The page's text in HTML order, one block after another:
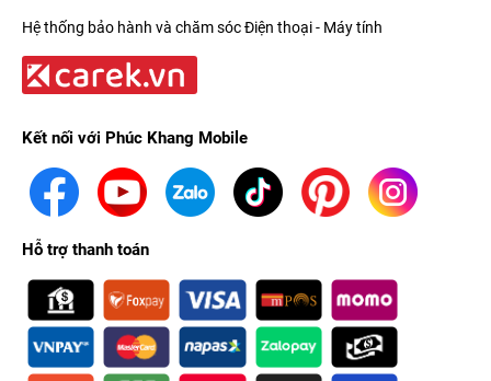
So với người tiền nhiệm thì
công nghệ màn hình Super Retina XDR OLED với độ trung thực
Hệ thống bảo hành và chăm sóc Điện thoại - Máy tính
Kết nối với Phúc Khang Mobile
Hỗ trợ thanh toán